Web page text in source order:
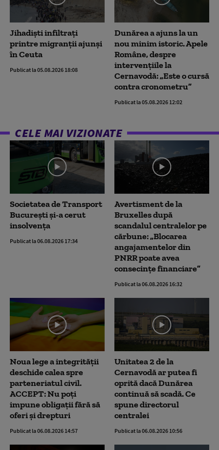
Jihadiști infiltrați
printre migranții ajunși
în Ceuta
Publicat la 05.08.2026 18:08
Dunărea a ajuns la un
nou minim istoric. Apele
Române, despre
intervențiile la
Cernavodă: „Este o cursă
contra cronometru”
Publicat la 05.08.2026 12:02
CELE MAI VIZIONATE
Societatea de Transport
București și-a cerut
insolvența
Publicat la 06.08.2026 17:34
Avertisment de la
Bruxelles după
scandalul centralelor pe
cărbune: „Blocarea
angajamentelor din
PNRR poate avea
consecințe financiare”
Publicat la 06.08.2026 16:32
Noua lege a integrității
deschide calea spre
parteneriatul civil.
ACCEPT: Nu poți
impune obligații fără să
oferi și drepturi
Publicat la 06.08.2026 14:57
Unitatea 2 de la
Cernavodă ar putea fi
oprită dacă Dunărea
continuă să scadă. Ce
spune directorul
centralei
Publicat la 06.08.2026 10:56